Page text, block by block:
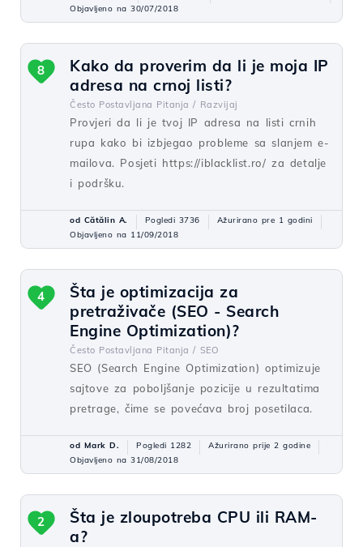
Objavljeno na 30/07/2018
Kako da proverim da li je moja IP
adresa na crnoj listi?
Često Postavljana Pitanja / Razvijaj
Provjeri da li je tvoj IP adresa na listi crnih
rupa kako bi izbjegao probleme sa slanjem e-
mailova. Posjeti https://iblacklist.ro/ za detalje
i podršku.
8
od Cătălin A. Pogledi 3736
Ažurirano pre 1 godini
Objavljeno na 11/09/2018
Šta je optimizacija za
pretraživače (SEO - Search
Engine Optimization)?
Često Postavljana Pitanja / SEO
SEO (Search Engine Optimization) optimizuje
sajtove za poboljšanje pozicije u rezultatima
pretrage, čime se povećava broj posetilaca.
4
od Mark D. Pogledi 1282
Ažurirano prije 2 godine
Objavljeno na 31/08/2018
Šta je zloupotreba CPU ili RAM-
a?
2